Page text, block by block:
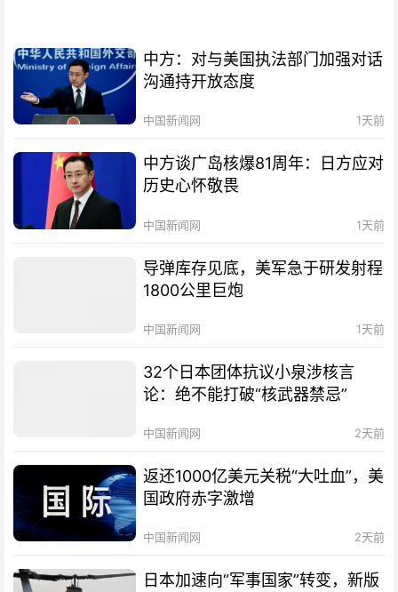
中方：对与美国执法部门加强对话
沟通持开放态度
中国新闻网 1天前
中方谈广岛核爆81周年：日方应对
历史心怀敬畏
中国新闻网 1天前
导弹库存见底，美军急于研发射程
1800公里巨炮
中国新闻网 1天前
32个日本团体抗议小泉涉核言
论：绝不能打破“核武器禁忌”
中国新闻网 2天前
返还1000亿美元关税“大吐血”，美
国政府赤字激增
中国新闻网 2天前
日本加速向“军事国家”转变，新版